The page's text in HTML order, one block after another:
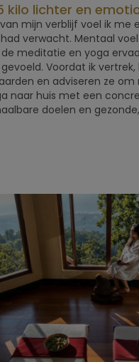
kilo lichter en
mijn verblijf voel ik me
verwacht. Mentaal
meditatie en yoga
Voordat ik vertrek,
en adviseren ze
naar huis met een
doelen en